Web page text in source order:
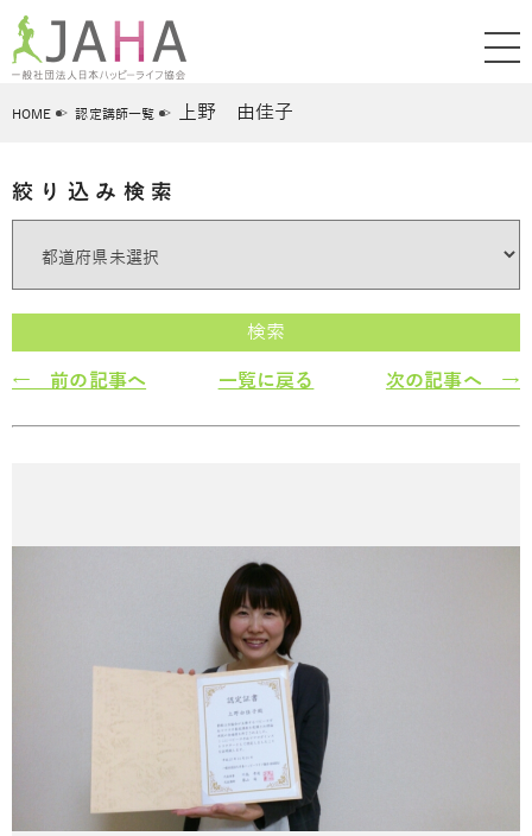
HOME 認定講師一覧 上野 由佳子
絞り込み検索
検索
← 前の記事へ 一覧に戻る 次の記事へ →